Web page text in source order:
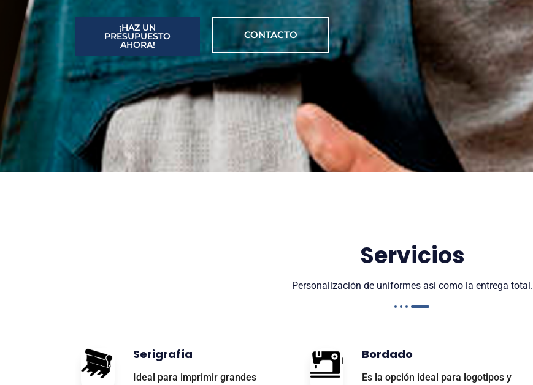
¡HAZ UN
PRESUPUESTO
AHORA!
CONTACTO
Servicios
Personalización de uniformes asi como la entrega total.
Serigrafía
Ideal para imprimir grandes
Bordado
Es la opción ideal para logotipos y